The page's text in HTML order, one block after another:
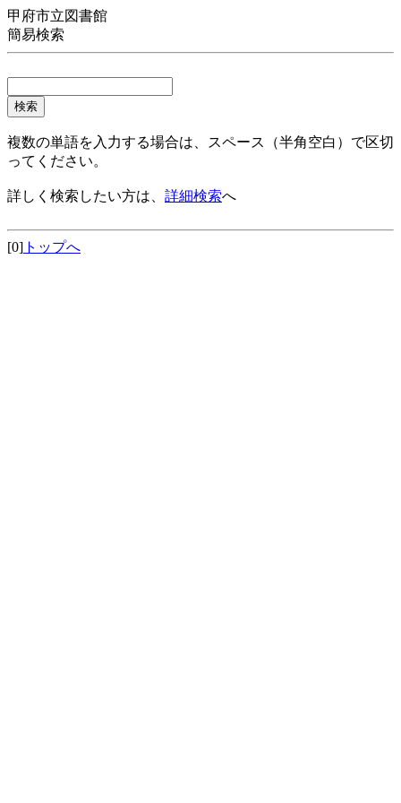
甲府市立図書館
簡易検索
複数の単語を入力する場合は、スペース（半角空白）で区切
ってください。
詳しく検索したい方は、 詳細検索へ
[0] トップへ